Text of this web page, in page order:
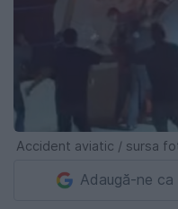
Accident aviatic / sursa
Adaugă-ne